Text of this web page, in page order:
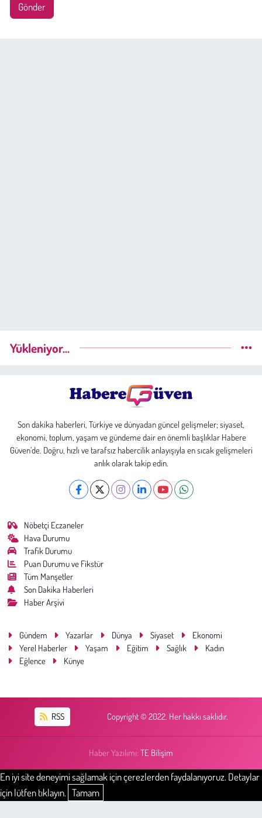
Gönder
Yükleniyor...
Son dakika haberleri, Türkiye ve dünyadan güncel gelişmeler; siyaset,
ekonomi, toplum, yaşam ve gündeme dair en önemli başlıklar Habere
Güven’de. Doğru, hızlı ve tarafsız habercilik anlayışıyla en sıcak gelişmeleri
anlık olarak takip edin.
Nöbetçi Eczaneler
Hava Durumu
Trafik Durumu
Puan Durumu ve Fikstür
Tüm Manşetler
Son Dakika Haberleri
Haber Arşivi
Gündem Yazarlar Dünya Siyaset
Ekonomi
Yerel Haberler
Yaşam Eğitim Sağlık
Kadın
Eğlence
Künye
RSS Copyright © 2022. Her hakkı saklıdır.
Haber Yazılımı: TE Bilişim
En iyi site deneyimi sağlamak için çerezlerden faydalanıyoruz. Detaylar
için lütfen tıklayın. Tamam